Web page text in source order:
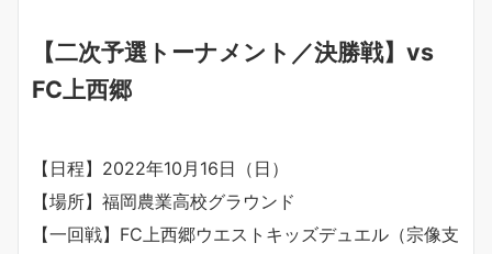
【二次予選トーナメント／決勝戦】vs
FC上西郷
【日程】2022年10月16日（日）
【場所】福岡農業高校グラウンド
【一回戦】FC上西郷ウエストキッズデュエル（宗像支